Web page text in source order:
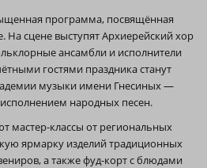
программа, посвящённая
На сцене выступят Архиерейский хор
ансамбли и исполнители
гостями праздника станут
музыки имени Гнесиных —
народных песен.
мастер-классы от региональных
ярмарку изделий традиционных
а также фуд-корт с блюдами